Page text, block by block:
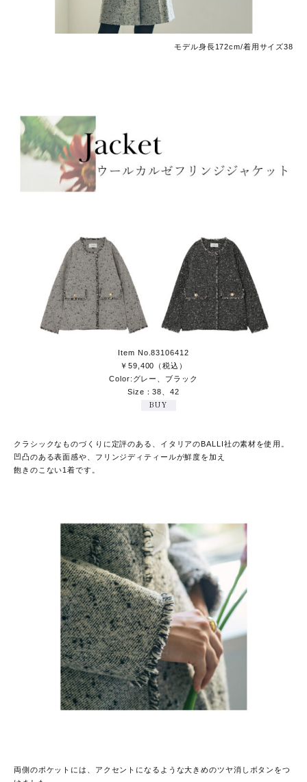
モデル身長172cm/着用サイズ38
Item No.83106412
￥59,400（税込）
Color:グレー、ブラック
Size：38、42
BUY
クラシックなものづくりに定評のある、イタリアのBALLI社の素材を使用。
凹凸のある表面感や、フリンジディティールが鮮度を加え
飽きのこない1着です。
両側のポケットには、アクセントになるような大きめのツヤ消しボタンをつ